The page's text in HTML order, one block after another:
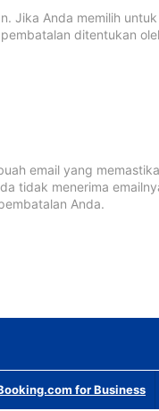
Jika Anda memilih untuk
ditentukan
email yang
tidak menerima
Anda.
for Business